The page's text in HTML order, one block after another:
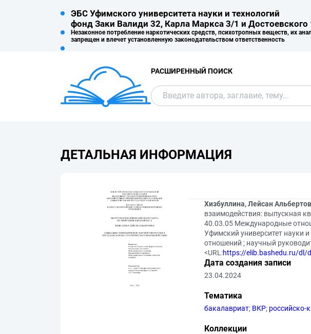
ЭБС Уфимского университета науки и технологий
фонд Заки Валиди 32, Карла Маркса 3/1 и Достоевского
Незаконное потребление наркотических средств, психотропных веществ, их
запрещен и влечет установленную законодательством ответственность
РАСШИРЕННЫЙ ПОИСК
ДЕТАЛЬНАЯ ИНФОРМАЦИЯ
Хизбуллина, Лейсан
взаимодействия: выпускная
40.03.05 Международные
Уфимский университет науки
отношений ; научный
<URL:https://elib.bashedu.ru/dl/
Дата создания записи
23.04.2024
Тематика
бакалавриат; ВКР; российско-
Коллекции